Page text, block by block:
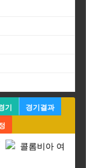
기
경기결과